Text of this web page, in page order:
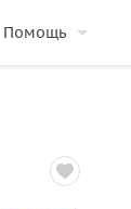
Помощь